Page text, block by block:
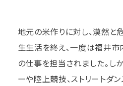
地元の米作りに対し、漠然と
生生活を終え、一度は福井市
の仕事を担当されました。し
ーや陸上競技、ストリートダ